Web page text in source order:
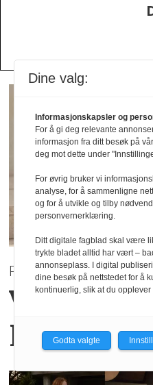
PRE AUTUMN 2026
Varme
Haust
Dine valg:
Informasjonskapsler og
For å gi deg relevante
informasjon fra ditt besøk på
deg mot dette under
For øvrig bruker vi
analyse, for å sammenligne
og for å utvikle og tilby
personvernerklæring.
Ditt digitale fagblad skal være
trykte bladet alltid har vært –
annonseplass. I digital
dine besøk på nettstedet for å
kontinuerlig, slik at du
Godta valgte